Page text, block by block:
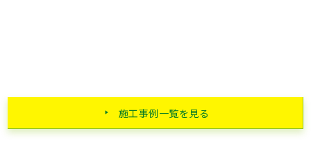
施工事例一覧を見る